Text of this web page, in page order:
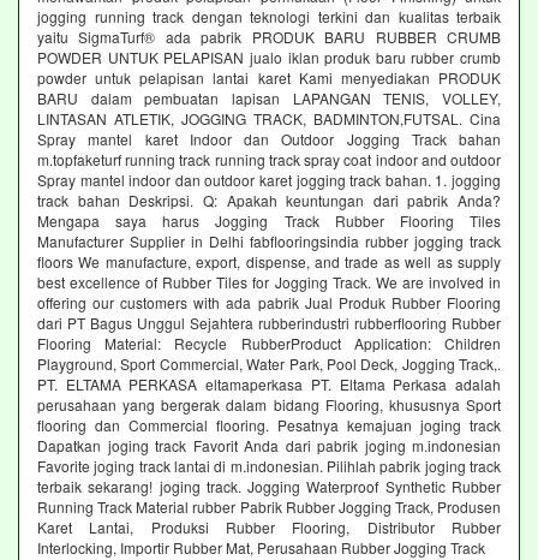
jogging running track dengan teknologi terkini dan kualitas terbaik
yaitu SigmaTurf® ada pabrik PRODUK BARU RUBBER CRUMB
POWDER UNTUK PELAPISAN jualo iklan produk baru rubber crumb
powder untuk pelapisan lantai karet Kami menyediakan PRODUK
BARU dalam pembuatan lapisan LAPANGAN TENIS, VOLLEY,
LINTASAN ATLETIK, JOGGING TRACK, BADMINTON,FUTSAL. Cina
Spray mantel karet Indoor dan Outdoor Jogging Track bahan
m.topfaketurf running track running track spray coat indoor and outdoor
Spray mantel indoor dan outdoor karet jogging track bahan. 1. jogging
track bahan Deskripsi. Q: Apakah keuntungan dari pabrik Anda?
Mengapa saya harus Jogging Track Rubber Flooring Tiles
Manufacturer Supplier in Delhi fabflooringsindia rubber jogging track
floors We manufacture, export, dispense, and trade as well as supply
best excellence of Rubber Tiles for Jogging Track. We are involved in
offering our customers with ada pabrik Jual Produk Rubber Flooring
dari PT Bagus Unggul Sejahtera rubberindustri rubberflooring Rubber
Flooring Material: Recycle RubberProduct Application: Children
Playground, Sport Commercial, Water Park, Pool Deck, Jogging Track,.
PT. ELTAMA PERKASA eltamaperkasa PT. Eltama Perkasa adalah
perusahaan yang bergerak dalam bidang Flooring, khususnya Sport
flooring dan Commercial flooring. Pesatnya kemajuan joging track
Dapatkan joging track Favorit Anda dari pabrik joging m.indonesian
Favorite joging track lantai di m.indonesian. Pilihlah pabrik joging track
terbaik sekarang! joging track. Jogging Waterproof Synthetic Rubber
Running Track Material rubber Pabrik Rubber Jogging Track, Produsen
Karet Lantai, Produksi Rubber Flooring, Distributor Rubber
Interlocking, Importir Rubber Mat, Perusahaan Rubber Jogging Track